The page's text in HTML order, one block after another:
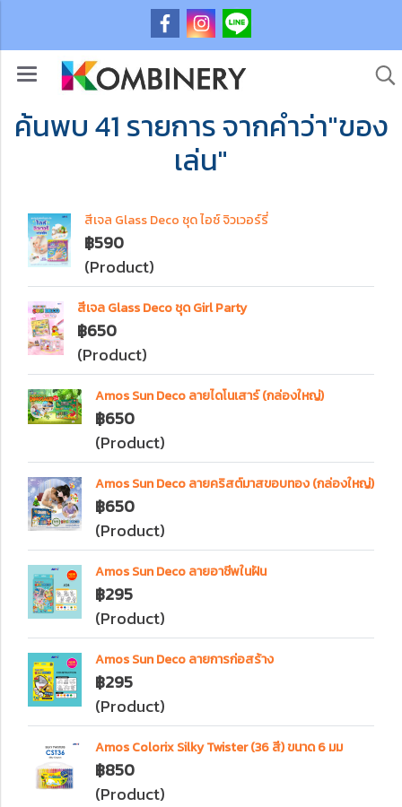
ค้นพบ 41 รายการ จากคำว่า"ของ
เล่น"
สีเจล Glass Deco ชุด ไอซ์ จิวเวอร์รี่
฿590
(Product)
สีเจล Glass Deco ชุด Girl Party
฿650
(Product)
Amos Sun Deco ลายไดโนเสาร์ (กล่องใหญ่)
฿650
(Product)
Amos Sun Deco ลายคริสต์มาสขอบทอง (กล่องใหญ่)
฿650
(Product)
Amos Sun Deco ลายอาชีพในฝัน
฿295
(Product)
Amos Sun Deco ลายการก่อสร้าง
฿295
(Product)
Amos Colorix Silky Twister (36 สี) ขนาด 6 มม
฿850
(Product)